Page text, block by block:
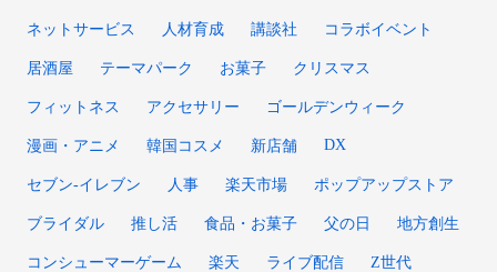
ネットサービス 人材育成 講談社 コラボイベント
居酒屋 テーマパーク お菓子 クリスマス
フィットネス アクセサリー ゴールデンウィーク
漫画・アニメ 韓国コスメ 新店舗 DX
セブン‐イレブン 人事 楽天市場 ポップアップストア
ブライダル 推し活 食品・お菓子 父の日 地方創生
コンシューマーゲーム 楽天 ライブ配信 Z世代